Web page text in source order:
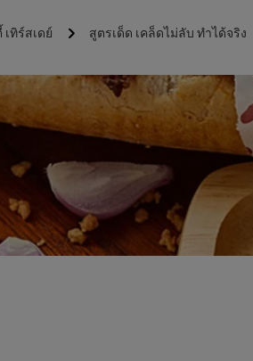
เทิร์สเดย์ สูตรเด็ด เคล็ดไม่ลับ ทำได้จริง